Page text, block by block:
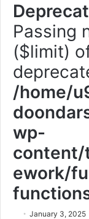
Passing
($limit)
/home/
wp-
content/
ework/
January 3, 2025